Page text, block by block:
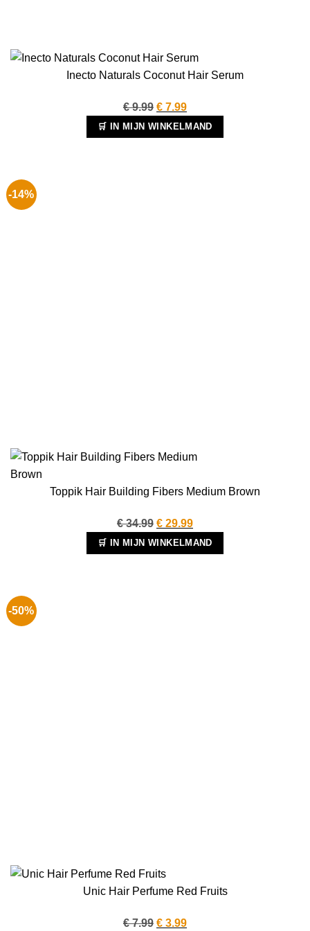
Inecto Naturals Coconut Hair Serum
€9.99 Oorspronkelijke
prijs
was:
€ 7.99Huidige
prijs
is:
🛒 IN MIJN WINKELMAND
-14%
Toppik Hair Building Fibers Medium Brown
€34.99 Oorspronkelijke
prijs
was:
€ 29.99Huidige
prijs
is:
🛒 IN MIJN WINKELMAND
-50%
Unic Hair Perfume Red Fruits
€7.99 Oorspronkelijke
€ 3.99Huidige